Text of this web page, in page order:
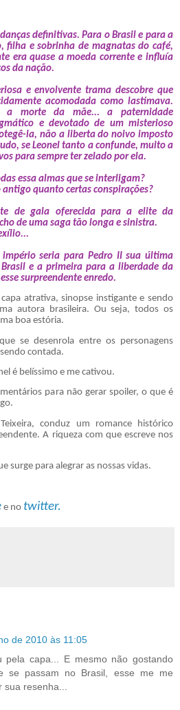
definitivas. Para o Brasil e para a
filha e sobrinha de magnatas do café,
era quase a moeda corrente e influía
da nação.
e envolvente trama descobre que
acomodada como lastimava.
a morte da mãe... a paternidade
e devotado de um misterioso
la, não a liberta do noivo imposto
se Leonel tanto a confunde, muito a
para sempre ter zelado por ela.
essa almas que se interligam?
quanto certas conspirações?
de gala oferecida para a elite da
de uma saga tão longa e sinistra.
seria para Pedro II sua última
e a primeira para a liberdade da
surpreendente enredo.
atrativa, sinopse instigante e sendo
autora brasileira. Ou seja, todos os
boa estória.
se desenrola entre os personagens
contada.
é belíssimo e me cativou.
para não gerar spoiler, o que é
conduz um romance histórico
A riqueza com que escreve nos
surge para alegrar as nossas vidas.
e no twitter.
de 2010 às 11:05
capa... E mesmo não gostando
se passam no Brasil, esse me me
resenha...